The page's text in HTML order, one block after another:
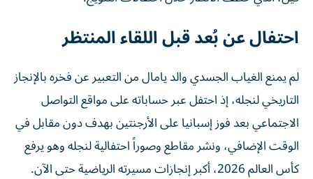
احتفال عن بُعد قبل اللقاء المنتظر
لم يمنع الغياب الجسدي والد يامال من التعبير عن فخره بالإنجاز
التاريخي لنجله، إذ احتفل عبر حساباته على مواقع التواصل
الاجتماعي بعد فوز إسبانيا على الأرجنتين بهدف دون مقابل في
الوقت الإضافي، ونشر مقاطع وصوراً احتفالية لنجله وهو يرفع
كأس العالم 2026، أكبر إنجازات مسيرته الرياضية حتى الآن.